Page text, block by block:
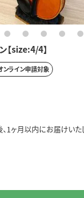
【size:4/4】
3 4 5 6 7
ンライン申請対象
1ヶ月以内にお届けいた